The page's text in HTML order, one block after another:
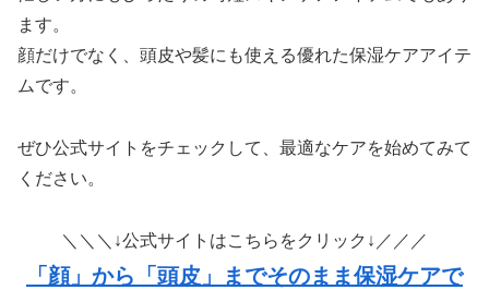
ます。
顔だけでなく、頭皮や髪にも使える優れた保湿ケアアイテ
ムです。
ぜひ公式サイトをチェックして、最適なケアを始めてみて
ください。
＼＼＼↓公式サイトはこちらをクリック↓／／／
「顔」から「頭皮」までそのまま保湿ケアで